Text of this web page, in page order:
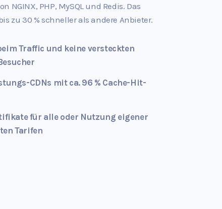
NGINX, PHP, MySQL und Redis. Das
zu 30 % schneller als andere Anbieter.
Traffic und keine versteckten
CDNs mit ca. 96 % Cache-Hit-
für alle oder Nutzung eigener
Tarifen